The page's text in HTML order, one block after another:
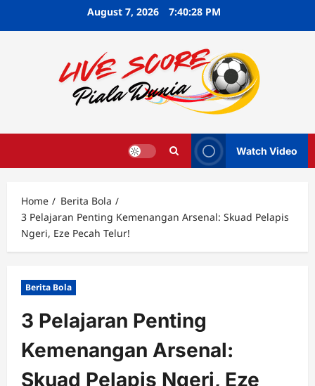
August 7, 2026 7:40:30 PM
Watch Video
Home
Berita Bola
3 Pelajaran Penting Kemenangan Arsenal: Skuad Pelapis
Ngeri, Eze Pecah Telur!
Berita Bola
3 Pelajaran Penting
Kemenangan Arsenal:
Skuad Pelapis Ngeri, Eze